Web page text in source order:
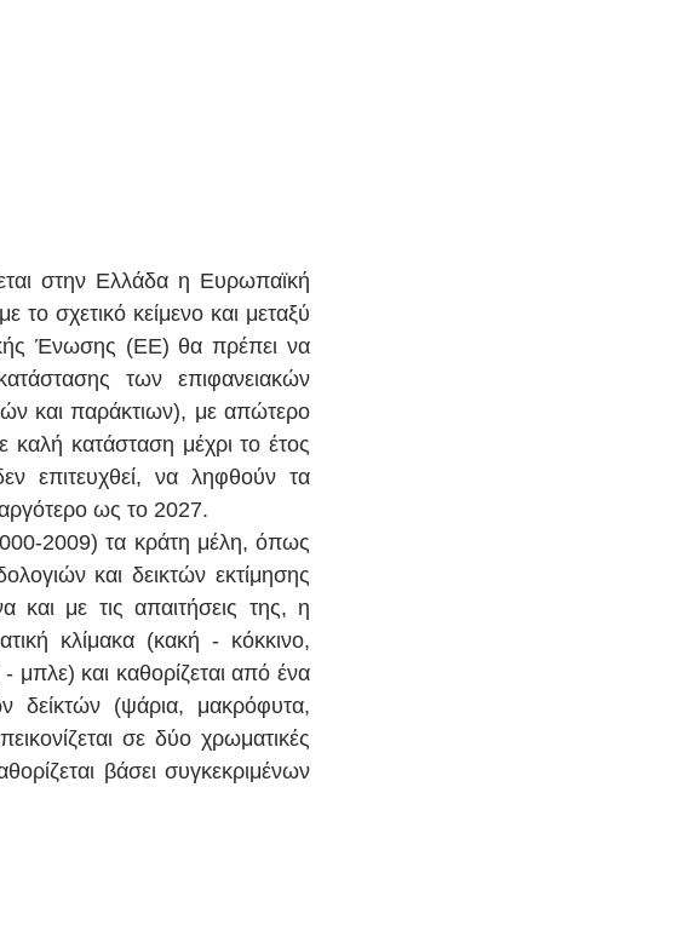
στην Ελλάδα η Ευρωπαϊκή
σχετικό κείμενο και μεταξύ
Ένωσης (ΕΕ) θα πρέπει να
των επιφανειακών
και παράκτιων), με απώτερο
κατάσταση μέχρι το έτος
επιτευχθεί, να ληφθούν τα
ως το 2027.
2009) τα κράτη μέλη, όπως
και δεικτών εκτίμησης
και με τις απαιτήσεις της, η
κλίμακα (κακή - κόκκινο,
μπλε) και καθορίζεται από ένα
δείκτών (ψάρια, μακρόφυτα,
σε δύο χρωματικές
βάσει συγκεκριμένων